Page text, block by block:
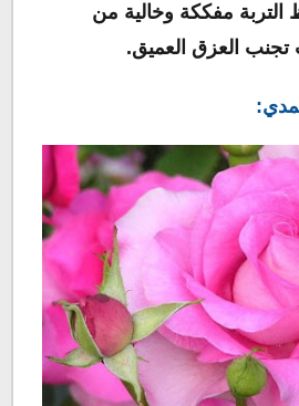
مفككة وخالية من
العزق العميق.